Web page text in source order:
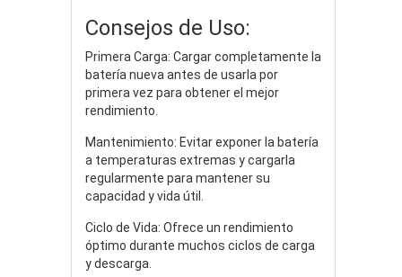
Consejos de Uso:
Primera Carga: Cargar completamente la
batería nueva antes de usarla por
primera vez para obtener el mejor
rendimiento.
Mantenimiento: Evitar exponer la batería
a temperaturas extremas y cargarla
regularmente para mantener su
capacidad y vida útil.
Ciclo de Vida: Ofrece un rendimiento
óptimo durante muchos ciclos de carga
y descarga.